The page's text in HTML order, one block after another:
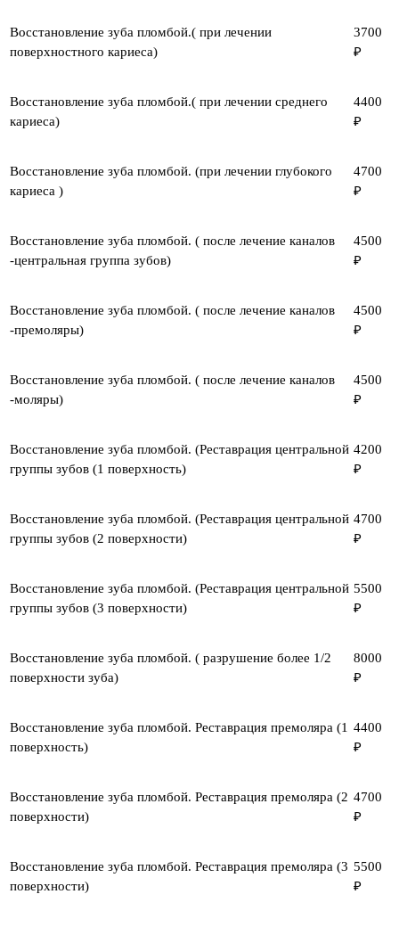
Восстановление зуба пломбой.( при лечении
поверхностного кариеса)
3700
₽
Восстановление зуба пломбой.( при лечении среднего
кариеса)
4400
₽
Восстановление зуба пломбой. (при лечении глубокого
кариеса )
4700
₽
Восстановление зуба пломбой. ( после лечение каналов
-центральная группа зубов)
4500
₽
Восстановление зуба пломбой. ( после лечение каналов
-премоляры)
4500
₽
Восстановление зуба пломбой. ( после лечение каналов
-моляры)
4500
₽
Восстановление зуба пломбой. (Реставрация центральной
группы зубов (1 поверхность)
4200
₽
Восстановление зуба пломбой. (Реставрация центральной
группы зубов (2 поверхности)
4700
₽
Восстановление зуба пломбой. (Реставрация центральной
группы зубов (3 поверхности)
5500
₽
Восстановление зуба пломбой. ( разрушение более 1/2
поверхности зуба)
8000
₽
Восстановление зуба пломбой. Реставрация премоляра (1
поверхность)
4400
₽
Восстановление зуба пломбой. Реставрация премоляра (2
поверхности)
4700
₽
Восстановление зуба пломбой. Реставрация премоляра (3
поверхности)
5500
₽